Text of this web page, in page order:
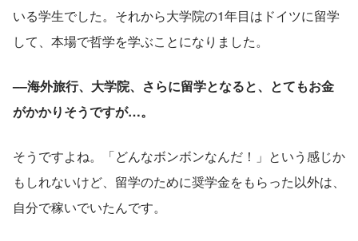
いる学生でした。それから大学院の1年目はドイツに留学
して、本場で哲学を学ぶことになりました。
––海外旅行、大学院、さらに留学となると、とてもお金
がかかりそうですが…。
そうですよね。「どんなボンボンなんだ！」という感じか
もしれないけど、留学のために奨学金をもらった以外は、
自分で稼いでいたんです。